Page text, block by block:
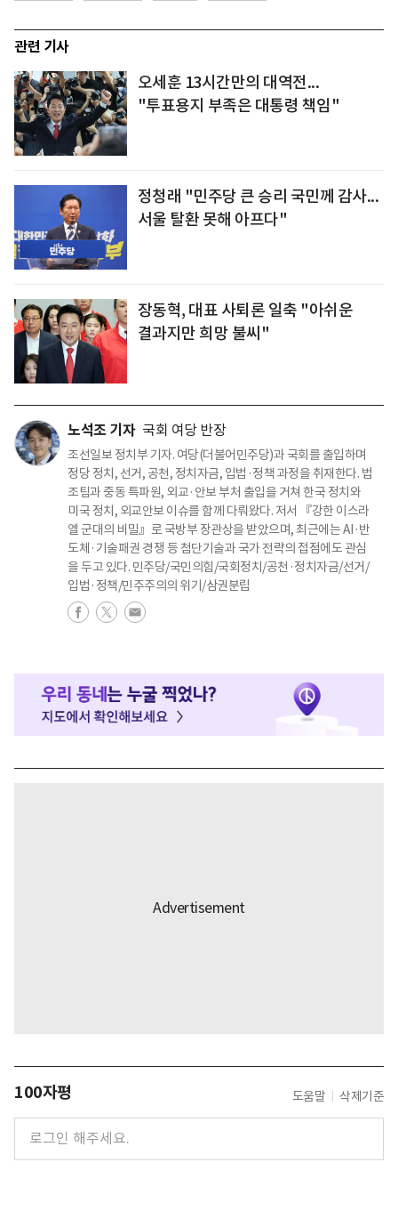
관련 기사
오세훈 13시간만의 대역전...
"투표용지 부족은 대통령 책임"
정청래 "민주당 큰 승리 국민께 감사...
서울 탈환 못해 아프다"
장동혁, 대표 사퇴론 일축 "아쉬운
결과지만 희망 불씨"
노석조 기자 국회 여당 반장
조선일보 정치부 기자. 여당(더불어민주당)과 국회를 출입하며
정당 정치, 선거, 공천, 정치자금, 입법·정책 과정을 취재한다. 법
조팀과 중동 특파원, 외교·안보 부처 출입을 거쳐 한국 정치와
미국 정치, 외교안보 이슈를 함께 다뤄왔다. 저서 『강한 이스라
엘 군대의 비밀』로 국방부 장관상을 받았으며, 최근에는 AI·반
도체·기술패권 경쟁 등 첨단기술과 국가 전략의 접점에도 관심
을 두고 있다. 민주당/국민의힘/국회정치/공천·정치자금/선거/
입법·정책/민주주의의 위기/삼권분립
100자평 도움말 삭제기준